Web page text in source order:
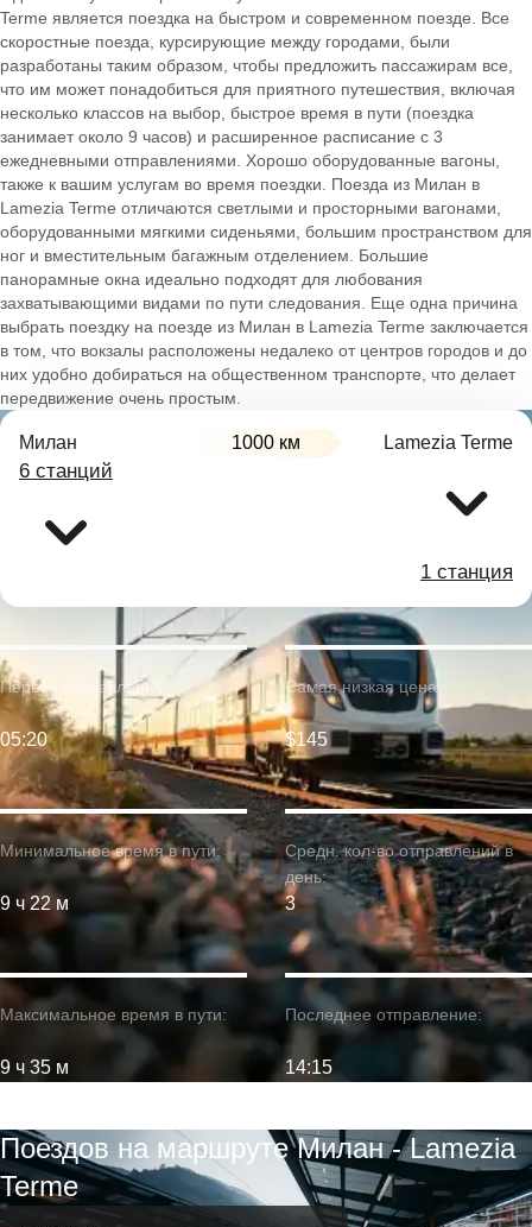
Terme является поездка на быстром и современном поезде. Все
скоростные поезда, курсирующие между городами, были
разработаны таким образом, чтобы предложить пассажирам все,
что им может понадобиться для приятного путешествия, включая
несколько классов на выбор, быстрое время в пути (поездка
занимает около 9 часов) и расширенное расписание с 3
ежедневными отправлениями. Хорошо оборудованные вагоны,
также к вашим услугам во время поездки. Поезда из Милан в
Lamezia Terme отличаются светлыми и просторными вагонами,
оборудованными мягкими сиденьями, большим пространством для
ног и вместительным багажным отделением. Большие
панорамные окна идеально подходят для любования
захватывающими видами по пути следования. Еще одна причина
выбрать поездку на поезде из Милан в Lamezia Terme заключается
в том, что вокзалы расположены недалеко от центров городов и до
них удобно добираться на общественном транспорте, что делает
передвижение очень простым.
Милан 1000 км Lamezia Terme
6 станций
1 станция
Минимальное время в пути:
9 ч 22 м
Первое отправление:
05:20
Максимальное время в пути:
9 ч 35 м
Самая низкая цена:
$145
Средн. кол-во отправлений в
день:
3
Последнее отправление:
14:15
Поездов на маршруте Милан - Lamezia
Terme